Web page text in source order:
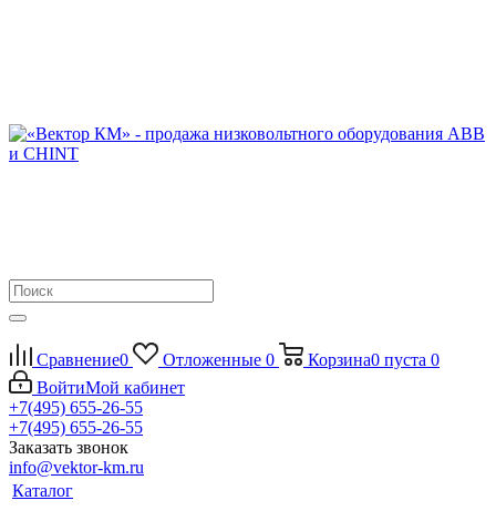
Сравнение0 Отложенные 0 Корзина0 пуста 0
ВойтиМой кабинет
+7(495) 655-26-55
+7(495) 655-26-55
Заказать звонок
info@vektor-km.ru
Каталог